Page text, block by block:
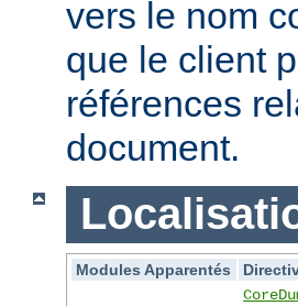
vers le nom
que le client
références
document.
Modules Apparentés